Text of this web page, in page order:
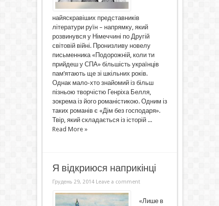
найяскравіших представників
літератури руїн – напрямку, який
розвинувся у Німеччині по Другій
світовій війні. Пронизливу новелу
письменника «Подорожній, коли ти
прийдеш у СПА» більшість українців
пам’ятають ще зі шкільних років.
Однак мало-хто знайомий із більш
пізньою творчістю Генріха Белля,
зокрема із його романістикою. Одним із
таких романів є «Дім без господаря».
Твір, який складається із історій ...
Read More »
Я відкриюся наприкінці
Грудень 29, 2014 Leave a comment
«Лише в